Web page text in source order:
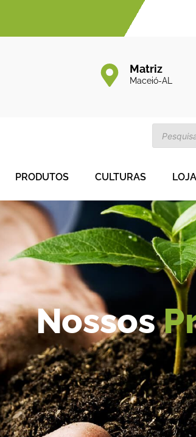
Matriz
Maceió-AL
PRODUTOS CULTURAS
Nossos